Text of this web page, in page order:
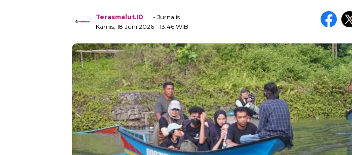
Terasmalut.ID
- Jurnalis
Kamis, 18 Juni 2026 - 13:46 WIB